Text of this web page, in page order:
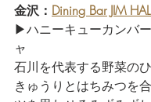
金沢： Dining Bar JIM
▶ハニーキューカンバ
ャ
石川を代表する野菜の
きゅうりとはちみつを